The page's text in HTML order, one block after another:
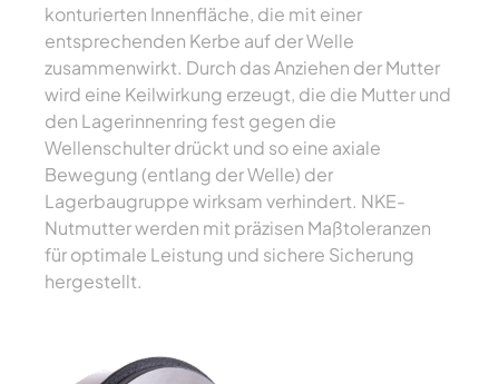
konturierten Innenfläche, die mit einer
entsprechenden Kerbe auf der Welle
zusammenwirkt. Durch das Anziehen der Mutter
wird eine Keilwirkung erzeugt, die die Mutter und
den Lagerinnenring fest gegen die
Wellenschulter drückt und so eine axiale
Bewegung (entlang der Welle) der
Lagerbaugruppe wirksam verhindert. NKE-
Nutmutter werden mit präzisen Maßtoleranzen
für optimale Leistung und sichere Sicherung
hergestellt.